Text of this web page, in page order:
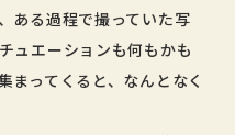
ある過程で撮っていた写
ュエーションも何もかも
まってくると、なんとなく